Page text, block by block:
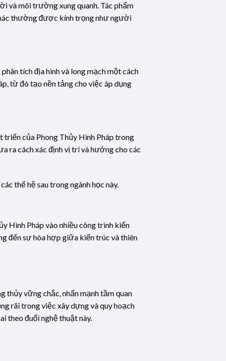
và môi trường xung quanh. Tác phẩm
thường được kính trọng như người
tích địa hình và long mạch một cách
từ đó tạo nền tảng cho việc áp dụng
triển của Phong Thủy Hình Pháp trong
ra cách xác định vị trí và hướng cho các
thế hệ sau trong ngành học này.
Hình Pháp vào nhiều công trình kiến
đến sự hòa hợp giữa kiến trúc và thiên
thủy vững chắc, nhấn mạnh tầm quan
rãi trong việc xây dựng và quy hoạch
theo đuổi nghệ thuật này.